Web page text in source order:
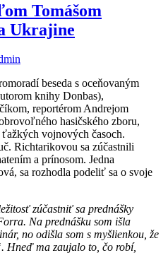
Tomášom
Ukrajine
beseda s oceňovaným
knihy Donbas),
reportérom Andrejom
hasičského zboru,
vojnových časoch.
Richtarikovou sa zúčastnili
a prínosom. Jedna
sa rozhodla podeliť sa o svoje
zúčastniť sa prednášky
Na prednášku som išla
no odišla som s myšlienkou, že
Hneď ma zaujalo to, čo robí,